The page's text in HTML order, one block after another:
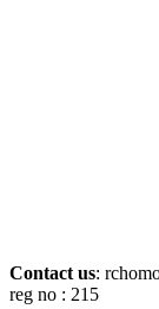
Contact us:
reg no : 215